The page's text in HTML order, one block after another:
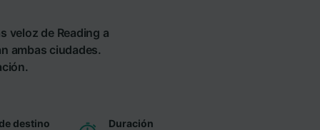
veloz de Reading a
ambas ciudades.
destino
Duración